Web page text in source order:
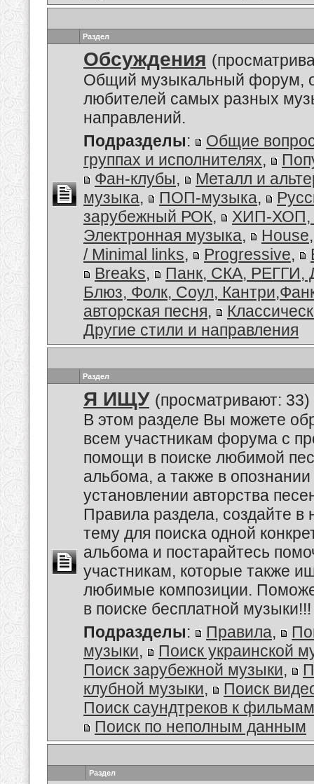
Раздел
Обсуждения
Общий музыкальный форум,
любителей самых разных
направлений.
Подразделы:
Общие
группах и исполнителях,
Фан-клубы,
Металл и
музыка, ПОП-музыка,
зарубежный РОК,
ХИП-ХОП,
Электронная музыка, House
/ Minimal links, Progressive,
Breaks,
Панк, СКА, РЕГГИ,
Блюз, Фолк, Соул,
авторская песня,
Другие стили и направления
Раздел
Я ИЩУ (просматривают: 33)
В этом разделе Вы можете
всем участникам форума с
помощи в поиске любимой
альбома, а также в опознании
установлении авторства
Правила раздела, создайте в
тему для поиска одной
альбома и постарайтесь
участникам, которые также
любимые композиции.
в поиске бесплатной музыки!!!
Подразделы: Правила,
музыки,
Поиск украинской
Поиск зарубежной музыки,
клубной музыки,
Поиск
Поиск саундтреков к
Поиск по неполным данным
Раздел